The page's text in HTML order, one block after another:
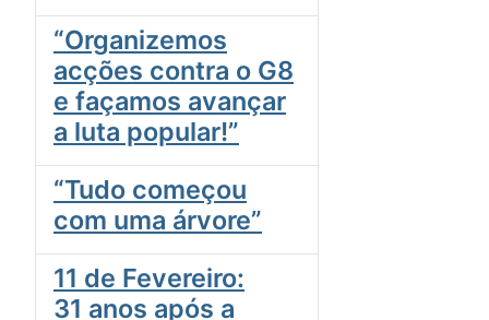
“Organizemos
acções contra o G8
e façamos avançar
a luta popular!”
“Tudo começou
com uma árvore”
11 de Fevereiro:
31 anos após a